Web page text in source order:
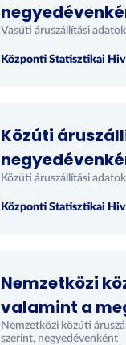
Vasúti áruszállítási
Központi Statisztikai
Közúti
Közúti áruszállítási
Központi Statisztikai
Nemzetközi
valamint a
Nemzetközi közúti
szerint, negyedévenként